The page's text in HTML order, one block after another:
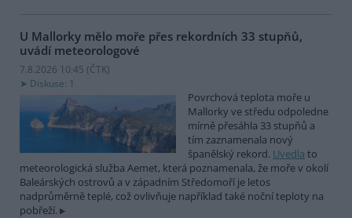
U Mallorky mělo moře přes rekordních 33 stupňů,
uvádí meteorologové
7.8.2026 10:45 (ČTK)
Diskuse: 1
Povrchová teplota moře u
Mallorky ve středu odpoledne
mírně přesáhla 33 stupňů a
tím zaznamenala nový
španělský rekord. Uvedla to
meteorologická služba Aemet, která poznamenala, že moře v okolí
Baleárských ostrovů a v západním Středomoří je letos
nadprůměrně teplé, což ovlivňuje například také noční teploty na
pobřeží.